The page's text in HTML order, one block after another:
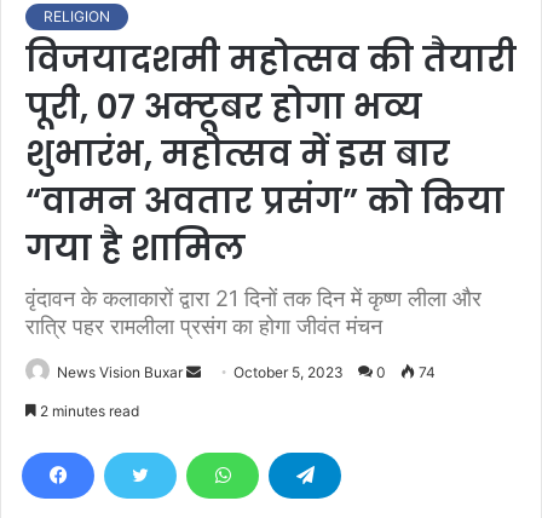
RELIGION
विजयादशमी महोत्सव की तैयारी
पूरी, 07 अक्टूबर होगा भव्य
शुभारंभ, महोत्सव में इस बार
“वामन अवतार प्रसंग” को किया
गया है शामिल
वृंदावन के कलाकारों द्वारा 21 दिनों तक दिन में कृष्ण लीला और
रात्रि पहर रामलीला प्रसंग का होगा जीवंत मंचन
News Vision Buxar
d
October 5, 2023 0 74
2 minutes read